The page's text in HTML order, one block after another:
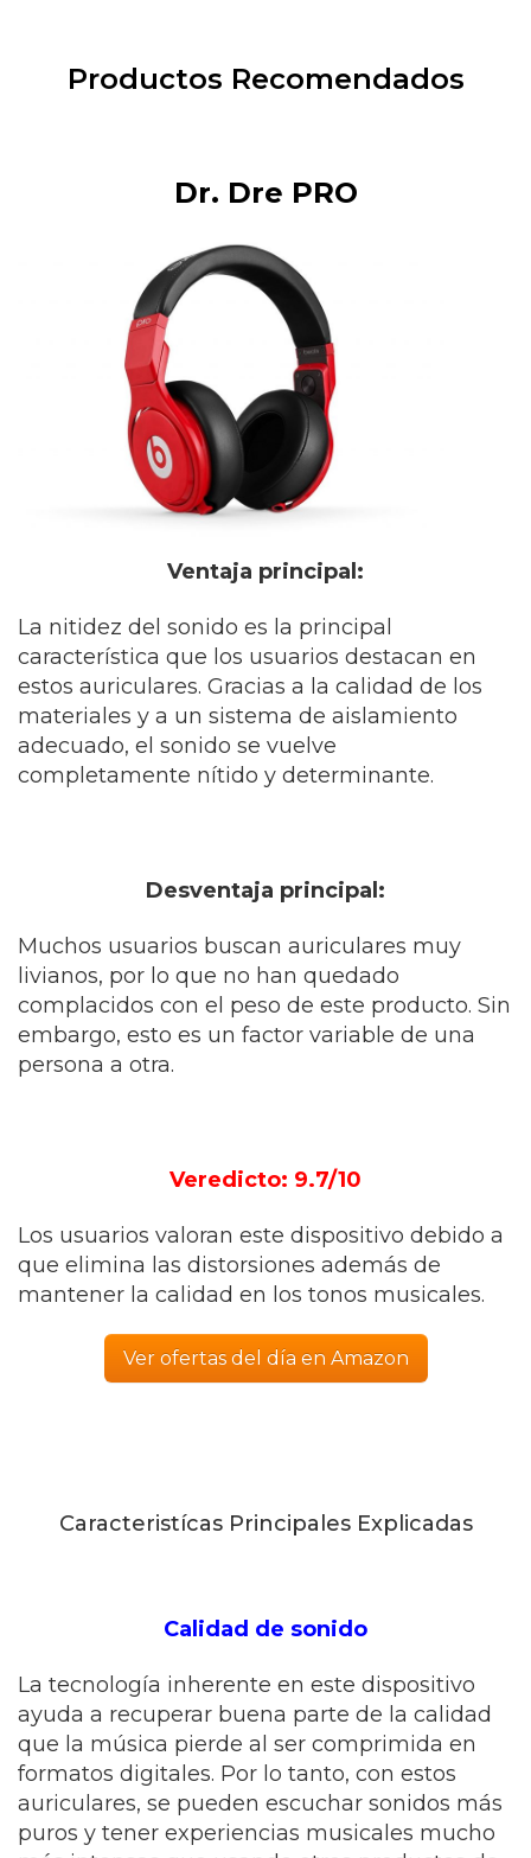
Productos Recomendados
Dr. Dre PRO
Ventaja principal:
La nitidez del sonido es la principal
característica que los usuarios destacan en
estos auriculares. Gracias a la calidad de los
materiales y a un sistema de aislamiento
adecuado, el sonido se vuelve
completamente nítido y determinante.
Desventaja principal:
Muchos usuarios buscan auriculares muy
livianos, por lo que no han quedado
complacidos con el peso de este producto. Sin
embargo, esto es un factor variable de una
persona a otra.
Veredicto: 9.7/10
Los usuarios valoran este dispositivo debido a
que elimina las distorsiones además de
mantener la calidad en los tonos musicales.
Ver ofertas del día en Amazon
Caracteristícas Principales Explicadas
Calidad de sonido
La tecnología inherente en este dispositivo
ayuda a recuperar buena parte de la calidad
que la música pierde al ser comprimida en
formatos digitales. Por lo tanto, con estos
auriculares, se pueden escuchar sonidos más
puros y tener experiencias musicales mucho